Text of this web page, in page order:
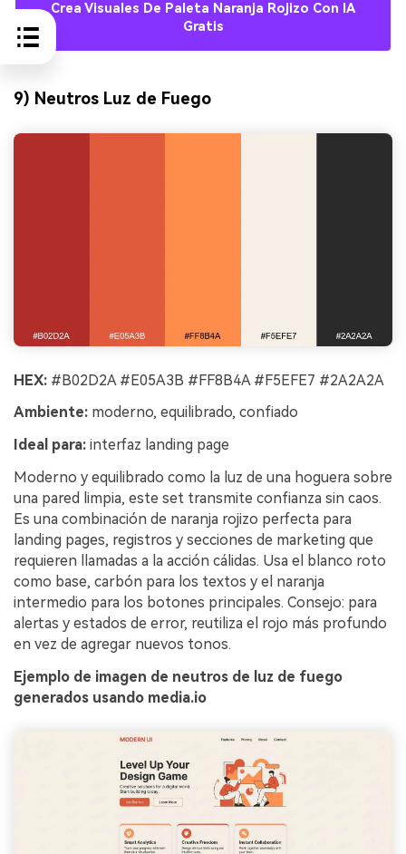
Crea Visuales De Paleta Naranja Rojizo Con IA
Gratis
9) Neutros Luz de Fuego
HEX: #B02D2A #E05A3B #FF8B4A #F5EFE7 #2A2A2A
Ambiente: moderno, equilibrado, confiado
Ideal para: interfaz landing page
Moderno y equilibrado como la luz de una hoguera sobre
una pared limpia, este set transmite confianza sin caos.
Es una combinación de naranja rojizo perfecta para
landing pages, registros y secciones de marketing que
requieren llamadas a la acción cálidas. Usa el blanco roto
como base, carbón para los textos y el naranja
intermedio para los botones principales. Consejo: para
alertas y estados de error, reutiliza el rojo más profundo
en vez de agregar nuevos tonos.
Ejemplo de imagen de neutros de luz de fuego
generados usando media.io